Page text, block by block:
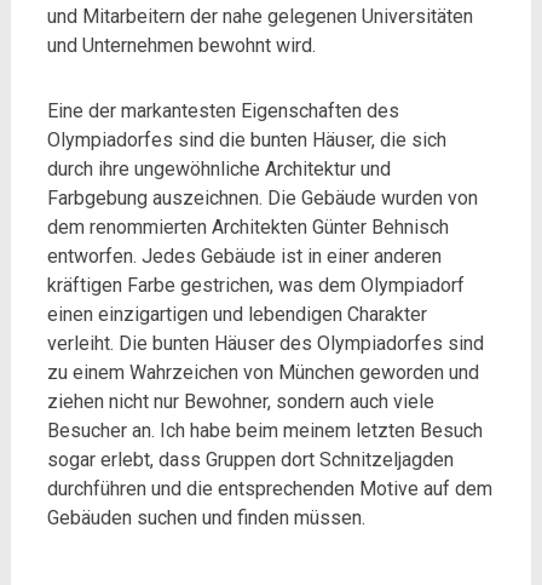
und Mitarbeitern der nahe gelegenen Universitäten
und Unternehmen bewohnt wird.
Eine der markantesten Eigenschaften des
Olympiadorfes sind die bunten Häuser, die sich
durch ihre ungewöhnliche Architektur und
Farbgebung auszeichnen. Die Gebäude wurden von
dem renommierten Architekten Günter Behnisch
entworfen. Jedes Gebäude ist in einer anderen
kräftigen Farbe gestrichen, was dem Olympiadorf
einen einzigartigen und lebendigen Charakter
verleiht. Die bunten Häuser des Olympiadorfes sind
zu einem Wahrzeichen von München geworden und
ziehen nicht nur Bewohner, sondern auch viele
Besucher an. Ich habe beim meinem letzten Besuch
sogar erlebt, dass Gruppen dort Schnitzeljagden
durchführen und die entsprechenden Motive auf dem
Gebäuden suchen und finden müssen.